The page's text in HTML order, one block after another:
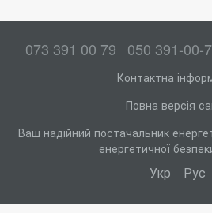
073 391 00 79 050 391-00-
Контактна
Повна версія
Ваш надійний постачальник
енергетичної
Укр Рус